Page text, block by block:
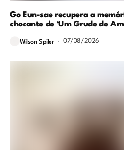
Go Eun-sae recupera a
chocante de ‘Um Grude de
Wilson Spiler 07/08/2026